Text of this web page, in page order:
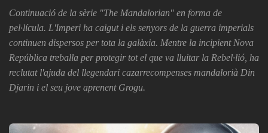
Continuació de la sèrie "The Mandalorian" en forma de
pel·lícula. L'Imperi ha caigut i els senyors de la guerra imperials
continuen dispersos per tota la galàxia. Mentre la incipient Nova
República treballa per protegir tot el que va lluitar la Rebel·lió, ha
reclutat l'ajuda del llegendari cazarrecompenses mandalorià Din
Djarin i el seu jove aprenent Grogu.